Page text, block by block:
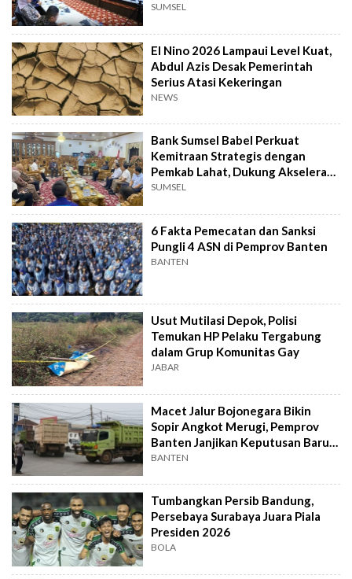
SUMSEL
El Nino 2026 Lampaui Level Kuat,
Abdul Azis Desak Pemerintah
Serius Atasi Kekeringan
NEWS
Bank Sumsel Babel Perkuat
Kemitraan Strategis dengan
Pemkab Lahat, Dukung Akselerasi
Ekonomi Daerah
SUMSEL
6 Fakta Pemecatan dan Sanksi
Pungli 4 ASN di Pemprov Banten
BANTEN
Usut Mutilasi Depok, Polisi
Temukan HP Pelaku Tergabung
dalam Grup Komunitas Gay
JABAR
Macet Jalur Bojonegara Bikin
Sopir Angkot Merugi, Pemprov
Banten Janjikan Keputusan Baru 4
Hari Lagi
BANTEN
Tumbangkan Persib Bandung,
Persebaya Surabaya Juara Piala
Presiden 2026
BOLA